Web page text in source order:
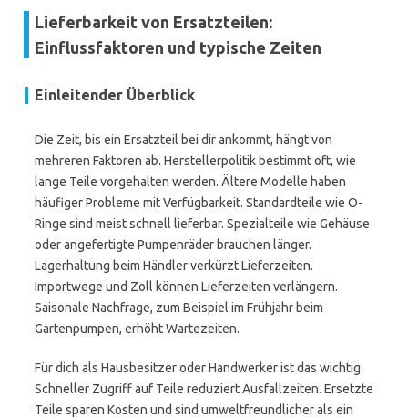
Lieferbarkeit von Ersatzteilen:
Einflussfaktoren und typische Zeiten
Einleitender Überblick
Die Zeit, bis ein Ersatzteil bei dir ankommt, hängt von
mehreren Faktoren ab. Herstellerpolitik bestimmt oft, wie
lange Teile vorgehalten werden. Ältere Modelle haben
häufiger Probleme mit Verfügbarkeit. Standardteile wie O-
Ringe sind meist schnell lieferbar. Spezialteile wie Gehäuse
oder angefertigte Pumpenräder brauchen länger.
Lagerhaltung beim Händler verkürzt Lieferzeiten.
Importwege und Zoll können Lieferzeiten verlängern.
Saisonale Nachfrage, zum Beispiel im Frühjahr beim
Gartenpumpen, erhöht Wartezeiten.
Für dich als Hausbesitzer oder Handwerker ist das wichtig.
Schneller Zugriff auf Teile reduziert Ausfallzeiten. Ersetzte
Teile sparen Kosten und sind umweltfreundlicher als ein